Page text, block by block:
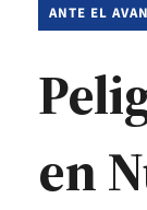
ANTE EL
en